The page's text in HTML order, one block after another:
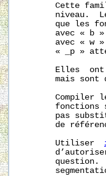
Cette
niveau.
que les
avec « b
avec « w
« _p »
Elles
mais sont
Compiler
fonctions
pas
de
       Utiliser
question.